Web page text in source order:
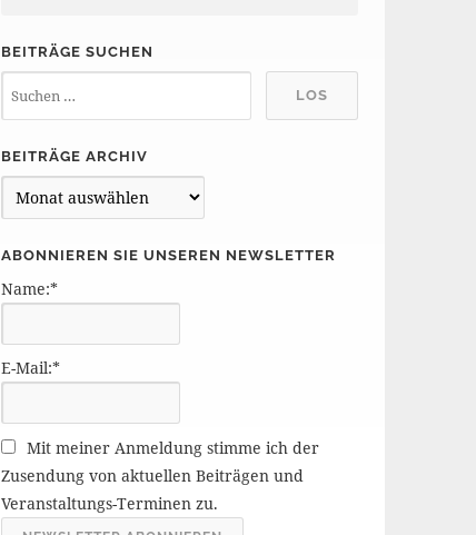
BEITRÄGE SUCHEN
BEITRÄGE ARCHIV
e
r
e
r
c
h
i
ABONNIEREN SIE UNSEREN NEWSLETTER
Name:*
E-Mail:*
Mit meiner Anmeldung stimme ich der
Zusendung von aktuellen Beiträgen und
Veranstaltungs-Terminen zu.